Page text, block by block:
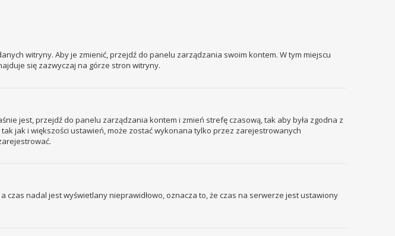
witryny. Aby je zmienić, przejdź do panelu zarządzania swoim kontem. W tym miejscu
się zazwyczaj na górze stron witryny.
jest, przejdź do panelu zarządzania kontem i zmień strefę czasową, tak aby była zgodna z
jak i większości ustawień, może zostać wykonana tylko przez zarejestrowanych
czas nadal jest wyświetlany nieprawidłowo, oznacza to, że czas na serwerze jest ustawiony